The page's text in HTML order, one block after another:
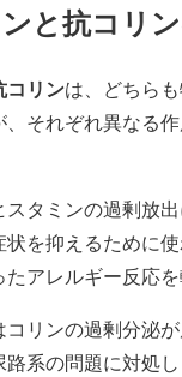
と抗コリ
コリンは、どちら
それぞれ異なる
スタミンの過剰放
状を抑えるために
アレルギー反応を
コリンの過剰分泌が
系の問題に対処し